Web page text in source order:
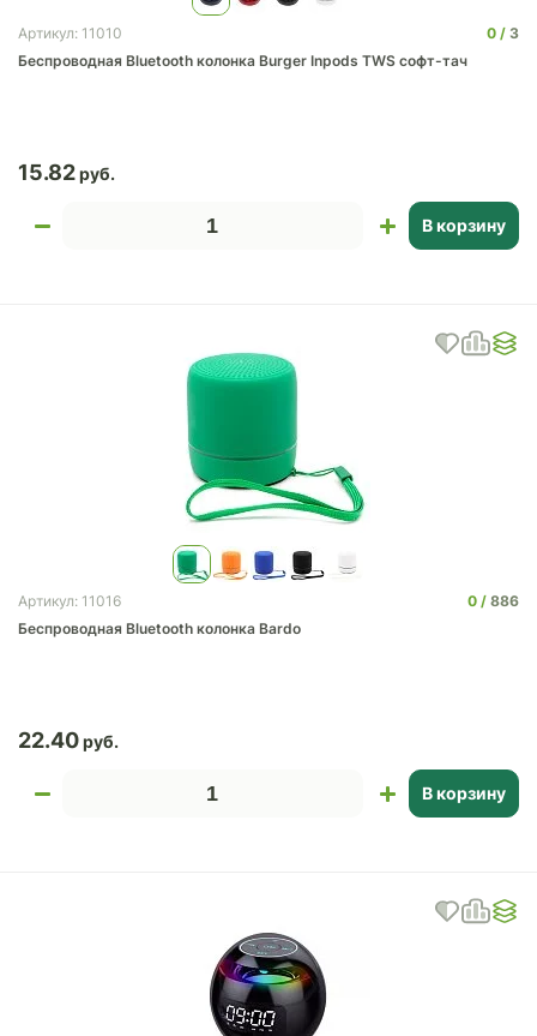
Артикул: 11010 0
3
Беспроводная Bluetooth колонка Burger Inpods TWS софт-тач
15.82
В корзину
Артикул: 11016 0
886
Беспроводная Bluetooth колонка Bardo
22.40
В корзину